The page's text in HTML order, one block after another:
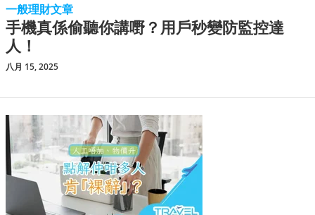
一般理財文章
手機真係偷聽你講嘢？用戶秒變防監控達
人！
八月 15, 2025